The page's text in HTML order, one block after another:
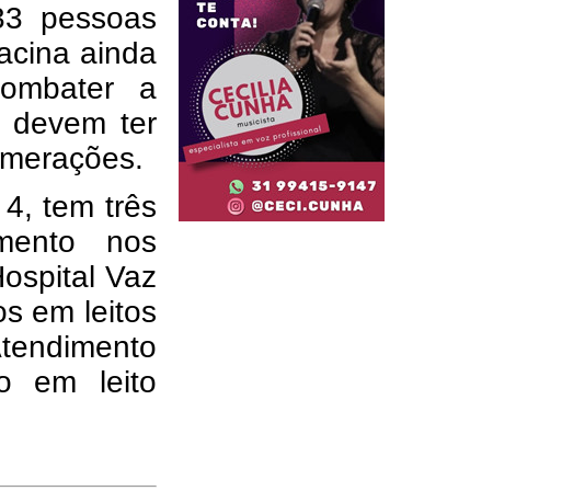
pessoas
ainda
a
devem ter
tem três
nos
Vaz
em leitos
em leito